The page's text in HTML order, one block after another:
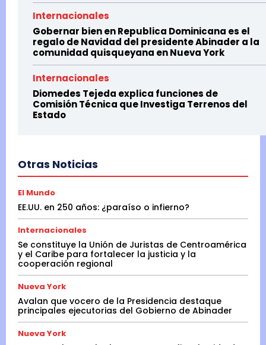
Internacionales
Gobernar bien en Republica Dominicana es el
regalo de Navidad del presidente Abinader a la
comunidad quisqueyana en Nueva York
Internacionales
Diomedes Tejeda explica funciones de
Comisión Técnica que Investiga Terrenos del
Estado
Otras Noticias
El Mundo
EE.UU. en 250 años: ¿paraíso o infierno?
Internacionales
Se constituye la Unión de Juristas de Centroamérica
y el Caribe para fortalecer la justicia y la
cooperación regional
Nueva York
Avalan que vocero de la Presidencia destaque
principales ejecutorias del Gobierno de Abinader
Nueva York